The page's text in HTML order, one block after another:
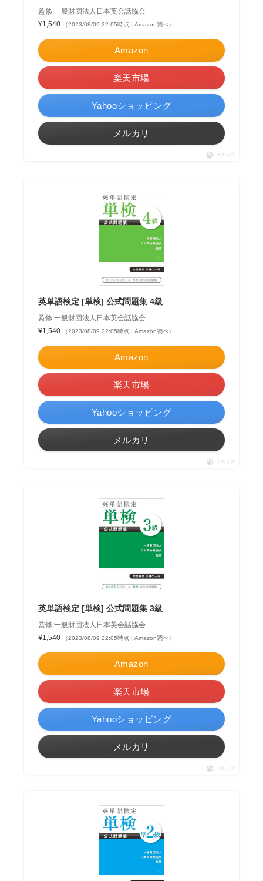
監修:一般財団法人日本英会話協会
¥1,540
（2023/08/09 22:05時点 | Amazon調べ）
Amazon
楽天市場
Yahooショッピング
メルカリ
ポチップ
英単語検定 [単検] 公式問題集 4級
監修:一般財団法人日本英会話協会
¥1,540
（2023/08/09 22:05時点 | Amazon調べ）
Amazon
楽天市場
Yahooショッピング
メルカリ
ポチップ
英単語検定 [単検] 公式問題集 3級
監修:一般財団法人日本英会話協会
¥1,540
（2023/08/09 22:05時点 | Amazon調べ）
Amazon
楽天市場
Yahooショッピング
メルカリ
ポチップ